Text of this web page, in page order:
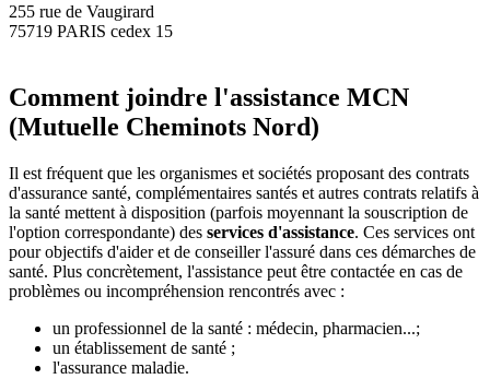
255 rue de Vaugirard
75719 PARIS cedex 15
Comment joindre l'assistance MCN
(Mutuelle Cheminots Nord)
Il est fréquent que les organismes et sociétés proposant des contrats
d'assurance santé, complémentaires santés et autres contrats relatifs à
la santé mettent à disposition (parfois moyennant la souscription de
l'option correspondante) des services d'assistance. Ces services ont
pour objectifs d'aider et de conseiller l'assuré dans ces démarches de
santé. Plus concrètement, l'assistance peut être contactée en cas de
problèmes ou incompréhension rencontrés avec :
un professionnel de la santé : médecin, pharmacien...;
un établissement de santé ;
l'assurance maladie.